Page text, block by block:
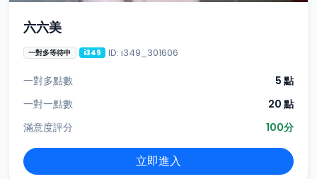
六六美
一對多等待中 i349 ID: i349_301606
一對多點數
5 點
一對一點數
20 點
滿意度評分
100分
立即進入